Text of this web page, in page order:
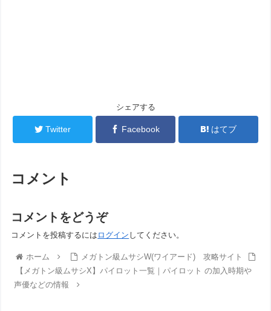
シェアする
Twitter Facebook はてブ
コメント
コメントをどうぞ
コメントを投稿するには ログイン してください。
ホーム
メガトン級ムサシW(ワイアード) 攻略サイト
【メガトン級ムサシX】パイロット一覧｜パイロット の加入時期や
声優などの情報